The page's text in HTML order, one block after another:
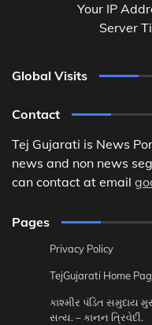
Your IP
Server
Global Visits
Contact
Tej Gujarati is News
news and non news
can contact at email
Pages
Privacy Policy
TejGujarati Home
કાશ્મીર પંડિત
સત્ય. – કાનન ત્રિવેદી.